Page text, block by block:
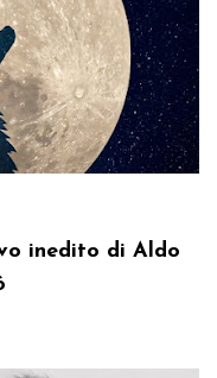
inedito di Aldo